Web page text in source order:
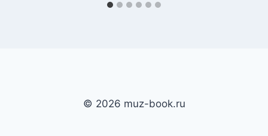
© 2026 muz-book.ru